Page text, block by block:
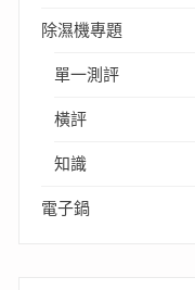
除濕機專題
單一測評
橫評
知識
電子鍋